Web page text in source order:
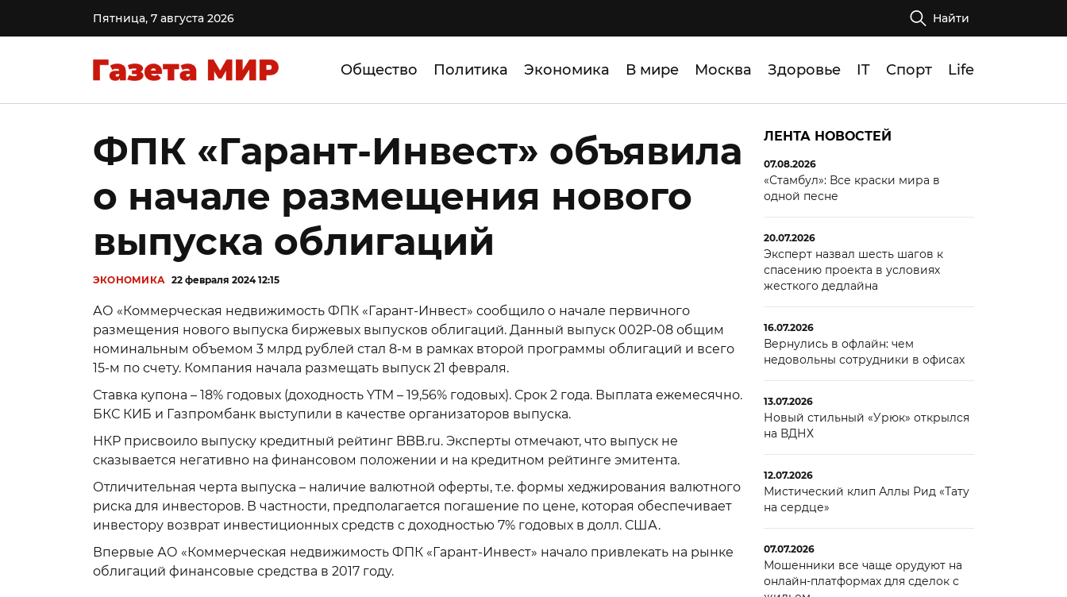
Пятница, 7 августа 2026 Найти
Общество Политика Экономика В мире Москва Здоровье IT Спорт Life
ФПК «Гарант-Инвест» объявила
о начале размещения нового
выпуска облигаций
ЭКОНОМИКА 22 февраля 2024 12:15
АО «Коммерческая недвижимость ФПК «Гарант-Инвест» сообщило о начале первичного
размещения нового выпуска биржевых выпусков облигаций. Данный выпуск 002Р-08 общим
номинальным объемом 3 млрд рублей стал 8-м в рамках второй программы облигаций и всего
15-м по счету. Компания начала размещать выпуск 21 февраля.
Ставка купона – 18% годовых (доходность YTM – 19,56% годовых). Срок 2 года. Выплата ежемесячно.
БКС КИБ и Газпромбанк выступили в качестве организаторов выпуска.
НКР присвоило выпуску кредитный рейтинг BBB.ru. Эксперты отмечают, что выпуск не
сказывается негативно на финансовом положении и на кредитном рейтинге эмитента.
Отличительная черта выпуска – наличие валютной оферты, т.е. формы хеджирования валютного
риска для инвесторов. В частности, предполагается погашение по цене, которая обеспечивает
инвестору возврат инвестиционных средств с доходностью 7% годовых в долл. США.
Впервые АО «Коммерческая недвижимость ФПК «Гарант-Инвест» начало привлекать на рынке
облигаций финансовые средства в 2017 году.
ЛЕНТА НОВОСТЕЙ
07.08.2026
«Стамбул»: Все краски мира в
одной песне
20.07.2026
Эксперт назвал шесть шагов к
спасению проекта в условиях
жесткого дедлайна
16.07.2026
Вернулись в офлайн: чем
недовольны сотрудники в офисах
13.07.2026
Новый стильный «Урюк» открылся
на ВДНХ
12.07.2026
Мистический клип Аллы Рид «Тату
на сердце»
07.07.2026
Мошенники все чаще орудуют на
онлайн-платформах для сделок с